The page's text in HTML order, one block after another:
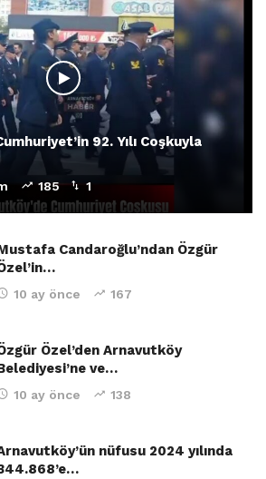
92. Yılı Coşkuyla
185 1
Candaroğlu’ndan Özgür
10 ay önce 167
Özel’den Arnavutköy
ve…
10 ay önce 138
nüfusu 2024 yılında